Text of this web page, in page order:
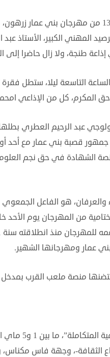
أول إطلالة للحظات العرفان في برنامج الدورة
المهني الكبير، الأستاذ
طنجة، ولا زال حاضرا إلى
التاسعة ليلا، ستطل فقرة
عبد الرحيم العطري
قصبة بني عمار مع أحد
الشهادة في حق نجم
هو الفاعل الجمعوي
من المهرجان يوم الأحد
عمار ومهرجانها الشهير.
منصة ملعب القرب
ويشار إلى
الثقافة-، وجهة فاس